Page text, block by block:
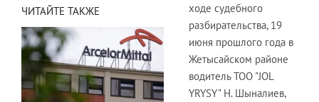
ЧИТАЙТЕ ТАКЖЕ
ходе судебного
разбирательства, 19
июня прошлого года в
Жетысайском районе
водитель ТОО "JOL
YRYSY" Н. Шыналиев,